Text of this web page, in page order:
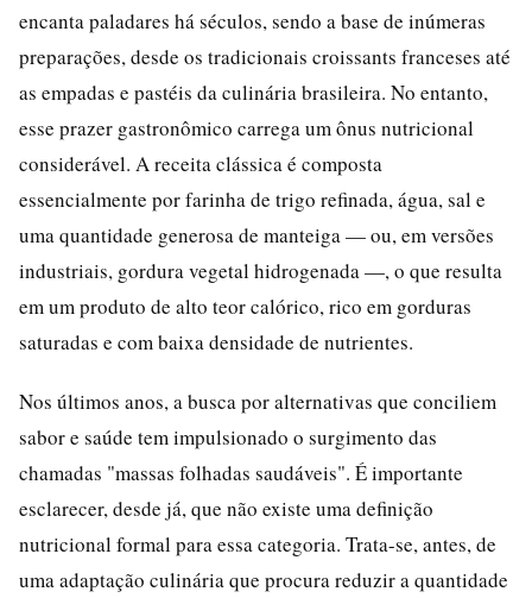
encanta paladares há séculos, sendo a base de inúmeras
preparações, desde os tradicionais croissants franceses até
as empadas e pastéis da culinária brasileira. No entanto,
esse prazer gastronômico carrega um ônus nutricional
considerável. A receita clássica é composta
essencialmente por farinha de trigo refinada, água, sal e
uma quantidade generosa de manteiga — ou, em versões
industriais, gordura vegetal hidrogenada —, o que resulta
em um produto de alto teor calórico, rico em gorduras
saturadas e com baixa densidade de nutrientes.
Nos últimos anos, a busca por alternativas que conciliem
sabor e saúde tem impulsionado o surgimento das
chamadas "massas folhadas saudáveis". É importante
esclarecer, desde já, que não existe uma definição
nutricional formal para essa categoria. Trata-se, antes, de
uma adaptação culinária que procura reduzir a quantidade